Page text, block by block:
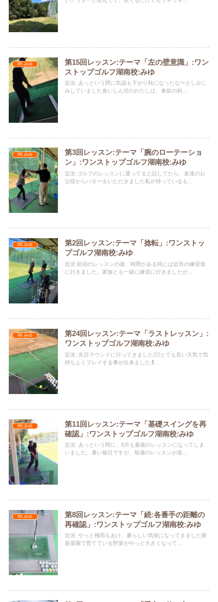
96.みゆ
第15回レッスン:テーマ「左の壁意識」:ワン
ストップゴルフ湖南校:みゆ
近況: あっという間に気温も下がり秋になったな〜としみじ
みしていました食いしん坊のわたしは、食欲の秋...
96.みゆ
第3回レッスン:テーマ「腕のローテーショ
ン」:ワンストップゴルフ湖南校:みゆ
近況:ゴルフのレッスンに通ってると話してたら、友達のお
父様からパターをいただきました私が持っているも...
96.みゆ
第2回レッスン:テーマ「捻転」:ワンストッ
プゴルフ湖南校:みゆ
近況:前回のレッスンの後、時間がある時には近所の練習場
に行きました。家族とも一緒に練習に行きましたが...
96.みゆ
第24回レッスン:テーマ「ラストレッスン」:
ワンストップゴルフ湖南校:みゆ
近況: 先日ラウンドに行ってきました🏌️‍♀️とても良い天気で気
持ちよくプレイする事が出来ました🏌️...
96.みゆ
第11回レッスン:テーマ「基礎スイングを再
確認」:ワンストップゴルフ湖南校:みゆ
近況: あっという間に、8月も最後のレッスンになってしま
いました。暑い毎日ですが、毎週のレッスンが楽...
96.みゆ
第8回レッスン:テーマ「続:各番手の距離の
再確認」:ワンストップゴルフ湖南校:みゆ
近況: やっと梅雨もあけ、夏らしい気候になってきました️家
庭菜園で育てている野菜がやっと大きくなって...